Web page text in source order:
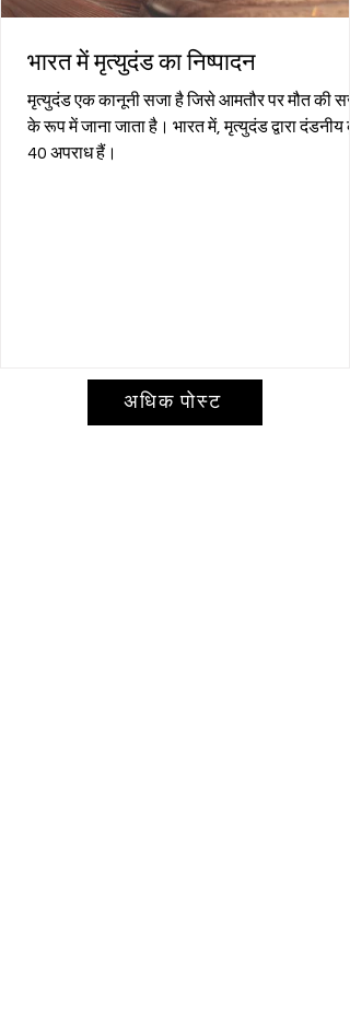
भारत में मृत्युदंड का निष्पादन
मृत्युदंड एक कानूनी सजा है जिसे आमतौर पर मौत की
के रूप में जाना जाता है। भारत में, मृत्युदंड द्वारा दंडनीय
40 अपराध हैं।
अधिक पोस्ट